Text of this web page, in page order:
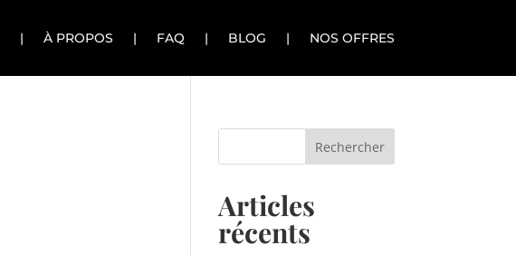
| À PROPOS | FAQ | BLOG | NOS OFFRES
Articles
récents